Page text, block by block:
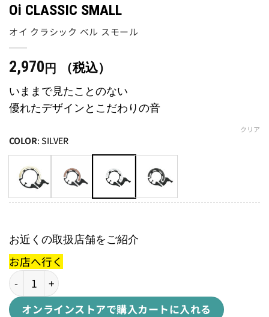
Oi CLASSIC SMALL
オイ クラシック ベル スモール
2,970 円 （税込）
いままで見たことのない
優れたデザインとこだわりの音
COLOR:SILVER
クリア
お近くの取扱店舗をご紹介
お店へ行く
Oi CLASSIC SMALLオイ クラシック ベル スモール個
オンラインストアで購入カートに入れる